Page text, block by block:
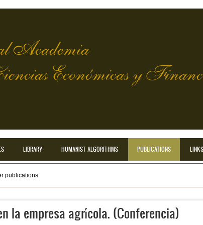
Academia
Económicas y
LIBRARY HUMANIST ALGORITHMS PUBLICATIONS LINKS
publications
la empresa agrícola. (Conferencia)